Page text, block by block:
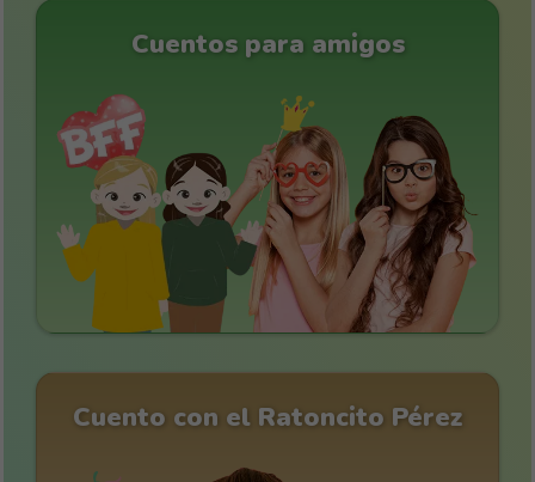
Cuentos para amigos
Cuento con el Ratoncito Pérez